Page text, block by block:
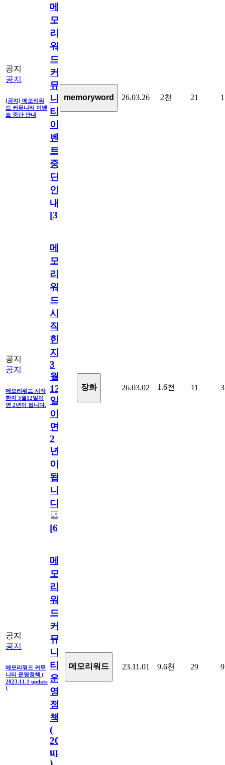
공지
공지
[공지] 메모리워
드 커뮤니티 이벤
트 중단 안내
메
모
리
워
드
커
뮤
니
티
이
벤
트
중
단
안
내
[31
memoryword 26.03.26 2천 21 1
공지
공지
메모리워드 시작
한지 3월12일이
면 2년이 됩니다.
메
모
리
워
드
시
작
한
지
3
월
12
일
이
면
2
년
이
됩
니
다.
[64
장화 26.03.02 1.6천 11 3
공지
공지
메모리워드 커뮤
니티 운영정책 (
2023.11.1 update
)
메
모
리
워
드
커
뮤
니
티
운
영
정
책
(
2023.11.1
update
메모리워드 23.11.01 9.6천 29 9